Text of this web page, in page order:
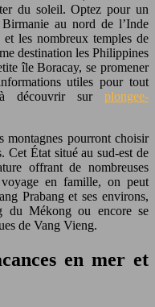
du soleil. Optez pour un
au nord de l’Inde
les nombreux temples de
destination les Philippines
île Boracay, se promener
utiles pour tout
découvrir sur plongee-
montagnes pourront choisir
Cet État situé au sud-est de
offrant de nombreuses
en famille, on peut
Prabang et ses environs,
du Mékong ou encore se
de Vang Vieng.
en mer et